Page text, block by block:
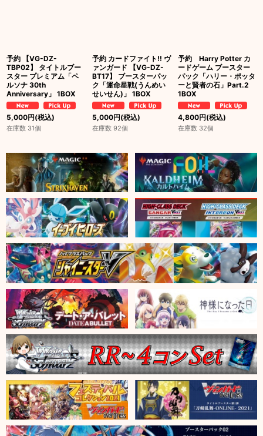
予約 【VG-DZ-
TBP02】 タイトルブー
スター プレミアム「ペ
ルソナ 30th
Anniversary」 1BOX
5,000円(税込)
在庫数 31個
予約 カードファイト!! ヴ
ァンガード 【VG-DZ-
BT17】 ブースターパッ
ク「運命星戦(うんめい
せいせん)」 1BOX
5,000円(税込)
在庫数 92個
予約 Harry Potter カ
ードゲーム ブースター
パック「ハリー・ポッタ
ーと賢者の石」Part.2
1BOX
4,800円(税込)
在庫数 32個